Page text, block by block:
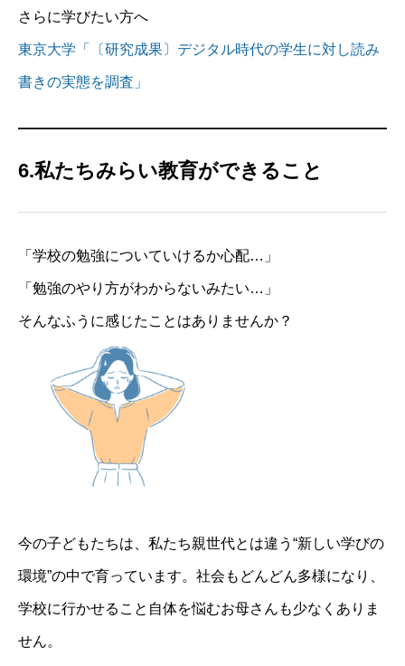
さらに学びたい方へ
東京大学「〔研究成果〕デジタル時代の学生に対し読み
書きの実態を調査」
6.私たちみらい教育ができること
「学校の勉強についていけるか心配…」
「勉強のやり方がわからないみたい…」
そんなふうに感じたことはありませんか？
今の子どもたちは、私たち親世代とは違う“新しい学びの
環境”の中で育っています。社会もどんどん多様になり、
学校に行かせること自体を悩むお母さんも少なくありま
せん。